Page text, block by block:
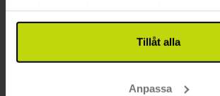
Tillåt alla
Anpassa
Fri tillgång till inomhusvattenpark
övernattning med god frukost
Gratis inträde till inomhus badland